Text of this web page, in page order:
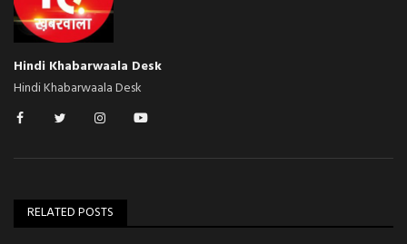
Hindi Khabarwaala Desk
Hindi Khabarwaala Desk
RELATED POSTS